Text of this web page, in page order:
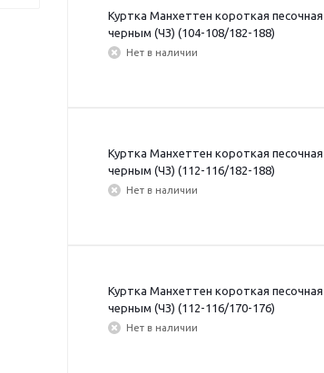
Куртка Манхеттен короткая
черным (ЧЗ) (104-108/182-188)
Нет в наличии
Куртка Манхеттен короткая
черным (ЧЗ) (112-116/182-188)
Нет в наличии
Куртка Манхеттен короткая
черным (ЧЗ) (112-116/170-176)
Нет в наличии